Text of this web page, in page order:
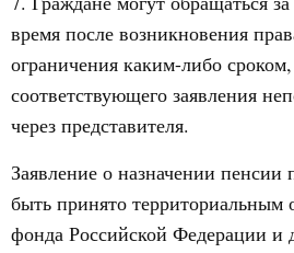
время после возникновения
ограничения каким-либо
соответствующего заявления
через представителя.
Заявление о назначении пенсии
быть принято территориальным
фонда Российской Федерации и